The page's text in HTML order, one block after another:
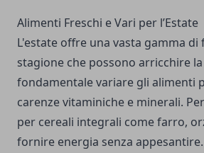
Alimenti Freschi e Vari per l’Estate
L'estate offre una vasta gamma
stagione che possono arricchire
fondamentale variare gli alimenti
carenze vitaminiche e minerali.
per cereali integrali come farro,
fornire energia senza